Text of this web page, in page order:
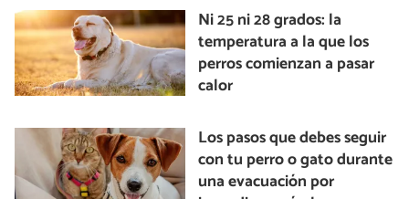
Ni 25 ni 28 grados: la
temperatura a la que los
perros comienzan a pasar
calor
Los pasos que debes seguir
con tu perro o gato durante
una evacuación por